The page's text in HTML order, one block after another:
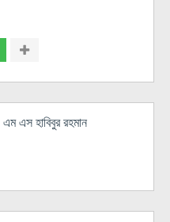
এম এস হাবিবুর রহমান